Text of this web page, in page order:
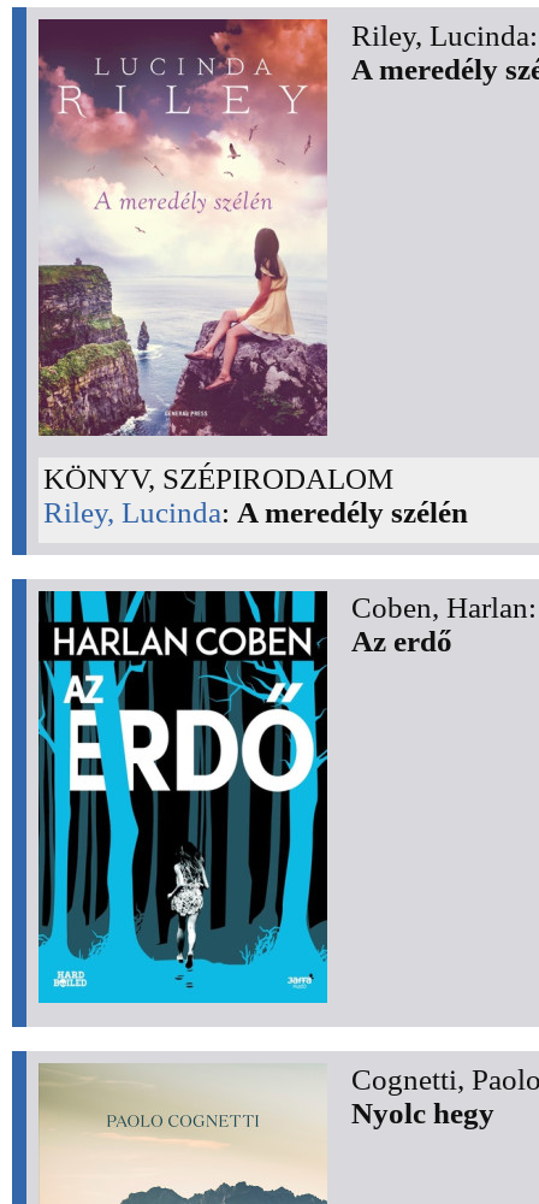
Riley, Lucinda:
A meredély
KÖNYV, SZÉPIRODALOM
Riley, Lucinda: A meredély szélén
Coben, Harlan:
Az erdő
Cognetti,
Nyolc hegy